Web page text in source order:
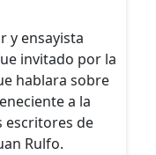
y ensayista
invitado por la
hablara sobre
a la
escritores de
Rulfo.